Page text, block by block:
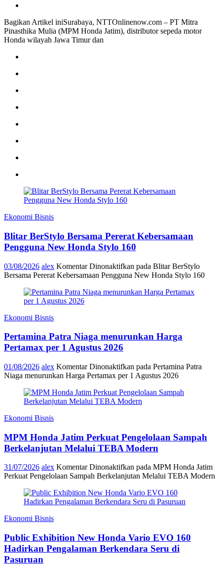
Bagikan Artikel iniSurabaya, NTTOnlinenow.com – PT Mitra
Pinasthika Mulia (MPM Honda Jatim), distributor sepeda motor
Honda wilayah Jawa Timur dan
Ekonomi Bisnis
Blitar BerStylo Bersama Pererat Kebersamaan
Pengguna New Honda Stylo 160
03/08/2026 alex Komentar Dinonaktifkan pada Blitar BerStylo
Bersama Pererat Kebersamaan Pengguna New Honda Stylo 160
Ekonomi Bisnis
Pertamina Patra Niaga menurunkan Harga
Pertamax per 1 Agustus 2026
01/08/2026 alex Komentar Dinonaktifkan pada Pertamina Patra
Niaga menurunkan Harga Pertamax per 1 Agustus 2026
Ekonomi Bisnis
MPM Honda Jatim Perkuat Pengelolaan Sampah
Berkelanjutan Melalui TEBA Modern
31/07/2026 alex Komentar Dinonaktifkan pada MPM Honda Jatim
Perkuat Pengelolaan Sampah Berkelanjutan Melalui TEBA Modern
Ekonomi Bisnis
Public Exhibition New Honda Vario EVO 160
Hadirkan Pengalaman Berkendara Seru di
Pasuruan